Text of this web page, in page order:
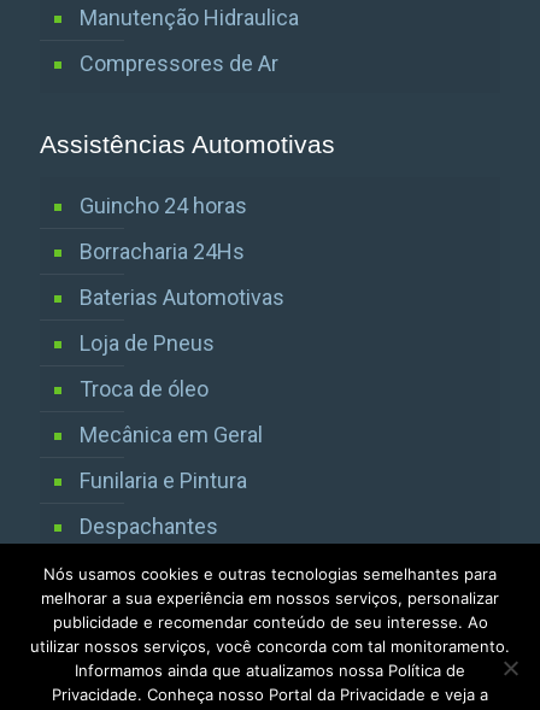
Manutenção Hidraulica
Compressores de Ar
Assistências Automotivas
Guincho 24 horas
Borracharia 24Hs
Baterias Automotivas
Loja de Pneus
Troca de óleo
Mecânica em Geral
Funilaria e Pintura
Despachantes
Vistorias Detran SP
Nós usamos cookies e outras tecnologias semelhantes para
melhorar a sua experiência em nossos serviços, personalizar
publicidade e recomendar conteúdo de seu interesse. Ao
utilizar nossos serviços, você concorda com tal monitoramento.
Informamos ainda que atualizamos nossa Política de
Privacidade. Conheça nosso Portal da Privacidade e veja a